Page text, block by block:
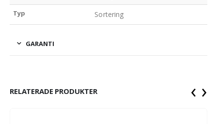
Typ Sortering
GARANTI
RELATERADE PRODUKTER ‹ ›